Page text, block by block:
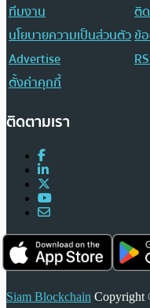
ทีมงาน
ติ
นโยบายความเป็นส่วนตัวข้
Advertise
ตั้งค่าคุกกี้
ติดตามเรา
Siam Blockchain Copyright